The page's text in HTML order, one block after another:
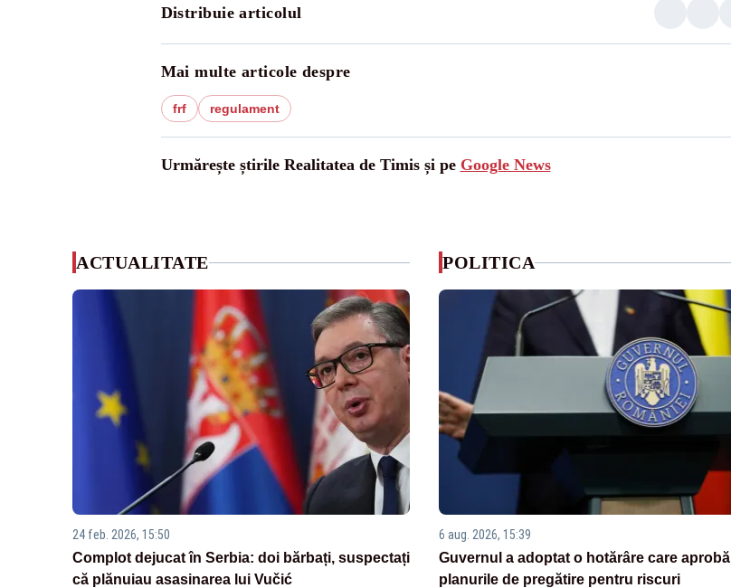
Distribuie articolul
Mai multe articole despre
frf regulament
Urmărește știrile Realitatea de Timis și pe Google News
ACTUALITATE
24 feb. 2026, 15:50
Complot dejucat în Serbia: doi bărbați, suspectați
că plănuiau asasinarea lui Vučić
POLITICA
6 aug. 2026, 15:39
Guvernul a adoptat o hotărâre care aprobă
planurile de pregătire pentru riscuri